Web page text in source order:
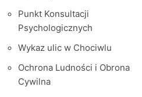
Punkt Konsultacji
Psychologicznych
Wykaz ulic w Chociwlu
Ochrona Ludności i Obrona
Cywilna